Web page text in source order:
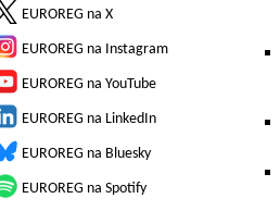
EUROREG na X
EUROREG na Instagram
EUROREG na YouTube
EUROREG na LinkedIn
EUROREG na Bluesky
EUROREG na Spotify